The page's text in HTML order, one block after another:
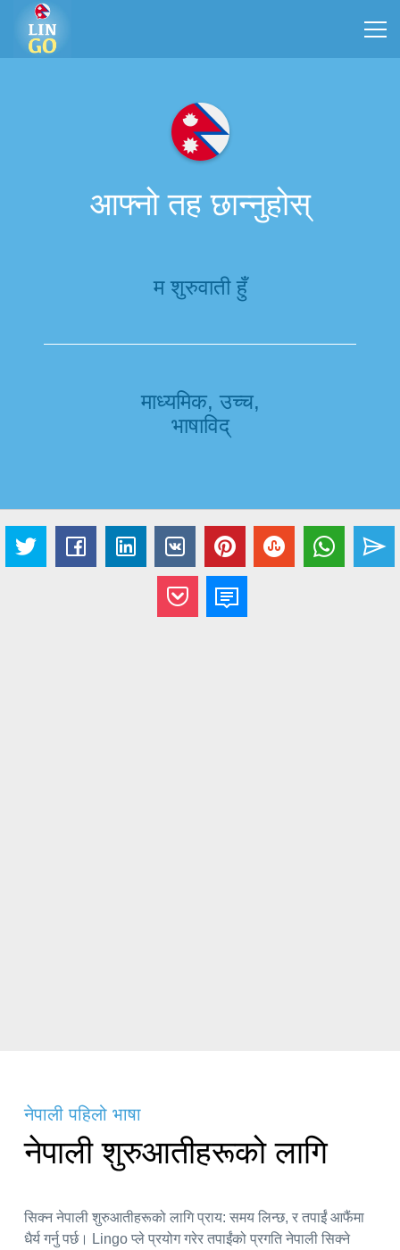
आफ्नो तह छान्नुहोस्
म शुरुवाती हुँ
माध्यमिक, उच्च,
भाषाविद्
नेपाली पहिलो भाषा
नेपाली शुरुआतीहरूको लागि
सिक्न नेपाली शुरुआतीहरूको लागि प्राय: समय लिन्छ, र तपाईं आफैंमा
धैर्य गर्नु पर्छ। Lingo प्ले प्रयोग गरेर तपाईंको प्रगति नेपाली सिक्ने